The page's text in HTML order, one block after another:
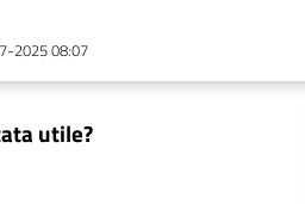
2025 08:07
utile?